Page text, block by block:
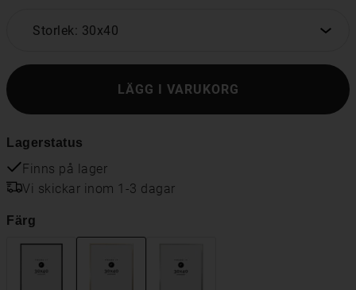
Storlek: 30x40
LÄGG I VARUKORG
Lagerstatus
Finns på lager
Vi skickar inom 1-3 dagar
Färg